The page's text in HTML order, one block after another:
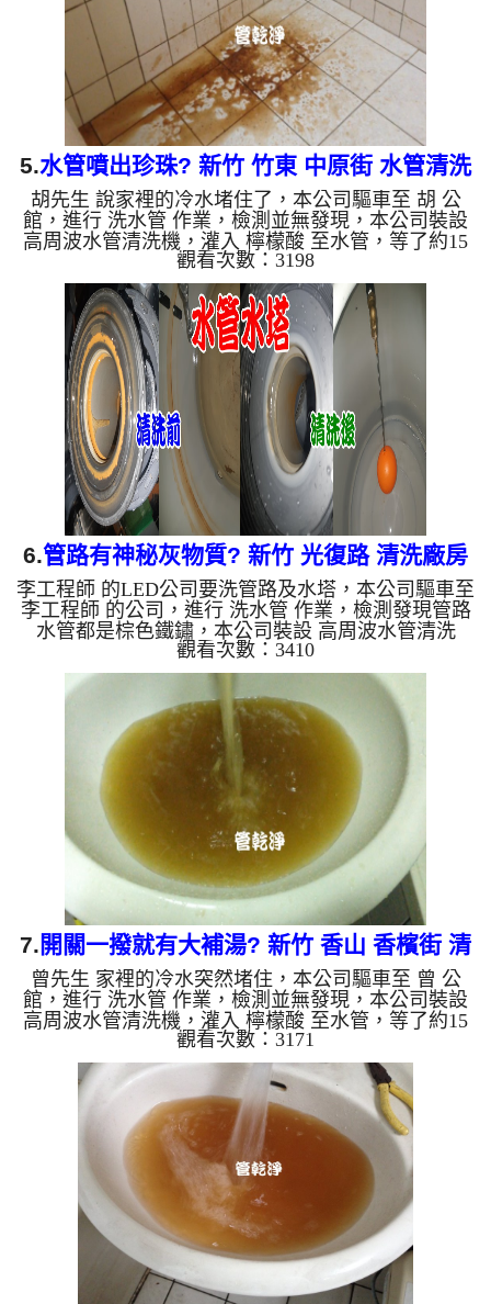
有銅的物質，生鏽產...
5.水管噴出珍珠? 新竹 竹東 中原街 水管清洗
胡先生 說家裡的冷水堵住了，本公司驅車至 胡 公
館，進行 洗水管 作業，檢測並無發現，本公司裝設
高周波水管清洗機，灌入 檸檬酸 至水管，等了約15
分，開啟 水管清洗機 ，啟動 螺旋波 模式，一開始就
洗出黃色髒水，越洗就越顏色深，突然噴出異物，看
起來就像一顆顆的珍珠，兩個多小時後，熱水出水量
恢復正常。 如是自來水，如水管老化，會產生鐵鏽
跟泥沙堆積，洗出來的水就會是咖啡色，地下水含有
氧化錳，管壁上會結成黑色管垢，洗出來的水會跟石
油一樣黑，有些洗出綠色的水，是因為裡面有銅的物
質，生鏽產生銅綠，...
觀看次數：3198
6.管路有神秘灰物質? 新竹 光復路 清洗廠房
管路
李工程師 的LED公司要洗管路及水塔，本公司驅車至
李工程師 的公司，進行 洗水管 作業，檢測發現管路
水管都是棕色鐵鏽，本公司裝設 高周波水管清洗
機，灌入 檸檬酸 至水管，等了約15分，開啟 水管清
洗機 ，啟動 螺旋波 模式，一開始就洗出一堆灰色物
質，讓LED製程出現瑕疵，八個小時後，管路及水塔
都處理乾淨了。 如是自來水，如水管老化，會產生
鐵鏽跟泥沙堆積，洗出來的水就會是咖啡色，地下水
含有氧化錳，管壁上會結成黑色管垢，洗出來的水會
跟石油一樣黑，有些洗出綠色的水，是因為裡面有銅
的物質，生鏽產...
觀看次數：3410
7. 開關一撥就有大補湯? 新竹 香山 香檳街 清
洗水管
曾先生 家裡的冷水突然堵住，本公司驅車至 曾 公
館，進行 洗水管 作業，檢測並無發現，本公司裝設
高周波水管清洗機，灌入 檸檬酸 至水管，等了約15
分，開啟 水管清洗機 ，啟動 螺旋波 模式，一開始就
洗出黃綠色髒水，看起來就像是大補湯，兩個多小時
後，出水量恢復正常。 如是自來水，如水管老化，
會產生鐵鏽跟泥沙堆積，洗出來的水就會是咖啡色，
地下水含有氧化錳，管壁上會結成黑色管垢，洗出來
的水會跟石油一樣黑，有些洗出綠色的水，是因為裡
面有銅的物質，生鏽產生銅綠，如是藍色的水，是因
為水龍頭合金的養化...
觀看次數：3171